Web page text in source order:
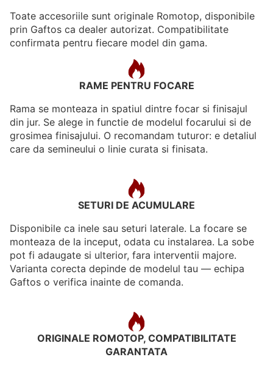
Toate accesoriile sunt originale Romotop, disponibile
prin Gaftos ca dealer autorizat. Compatibilitate
confirmata pentru fiecare model din gama.
RAME PENTRU FOCARE
Rama se monteaza in spatiul dintre focar si finisajul
din jur. Se alege in functie de modelul focarului si de
grosimea finisajului. O recomandam tuturor: e detaliul
care da semineului o linie curata si finisata.
SETURI DE ACUMULARE
Disponibile ca inele sau seturi laterale. La focare se
monteaza de la inceput, odata cu instalarea. La sobe
pot fi adaugate si ulterior, fara interventii majore.
Varianta corecta depinde de modelul tau — echipa
Gaftos o verifica inainte de comanda.
ORIGINALE ROMOTOP, COMPATIBILITATE
GARANTATA